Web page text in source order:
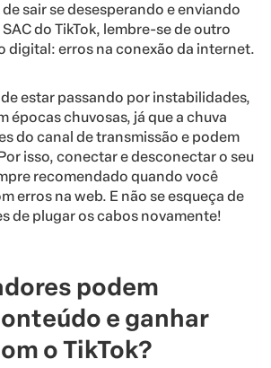
sair se desesperando e enviando
do TikTok, lembre-se de outro
digital: erros na conexão da internet.
estar passando por instabilidades,
épocas chuvosas, já que a chuva
do canal de transmissão e podem
isso, conectar e desconectar o seu
recomendado quando você
erros na web. E não se esqueça de
de plugar os cabos novamente!
podem
e ganhar
o TikTok?